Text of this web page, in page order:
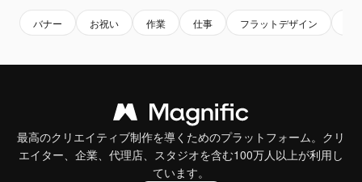
バナー お祝い 作業 仕事 フラットデザイン
最高のクリエイティブ制作を導くためのプラットフォーム。クリ
エイター、企業、代理店、スタジオを含む100万人以上が利用し
ています。